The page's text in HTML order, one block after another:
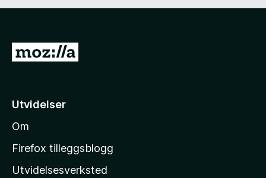
G
i
M
o
Utvidelser
Om
Firefox tilleggsblogg
Utvidelsesverksted